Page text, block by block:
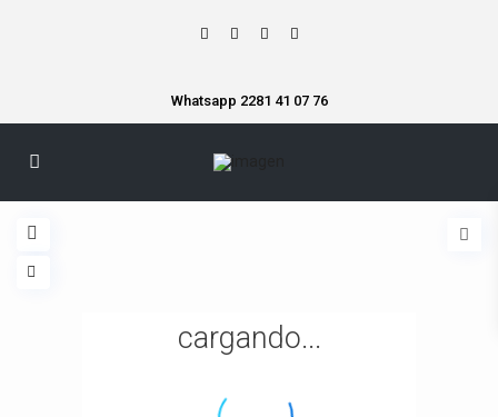
Whatsapp 2281 41 07 76
cargando...